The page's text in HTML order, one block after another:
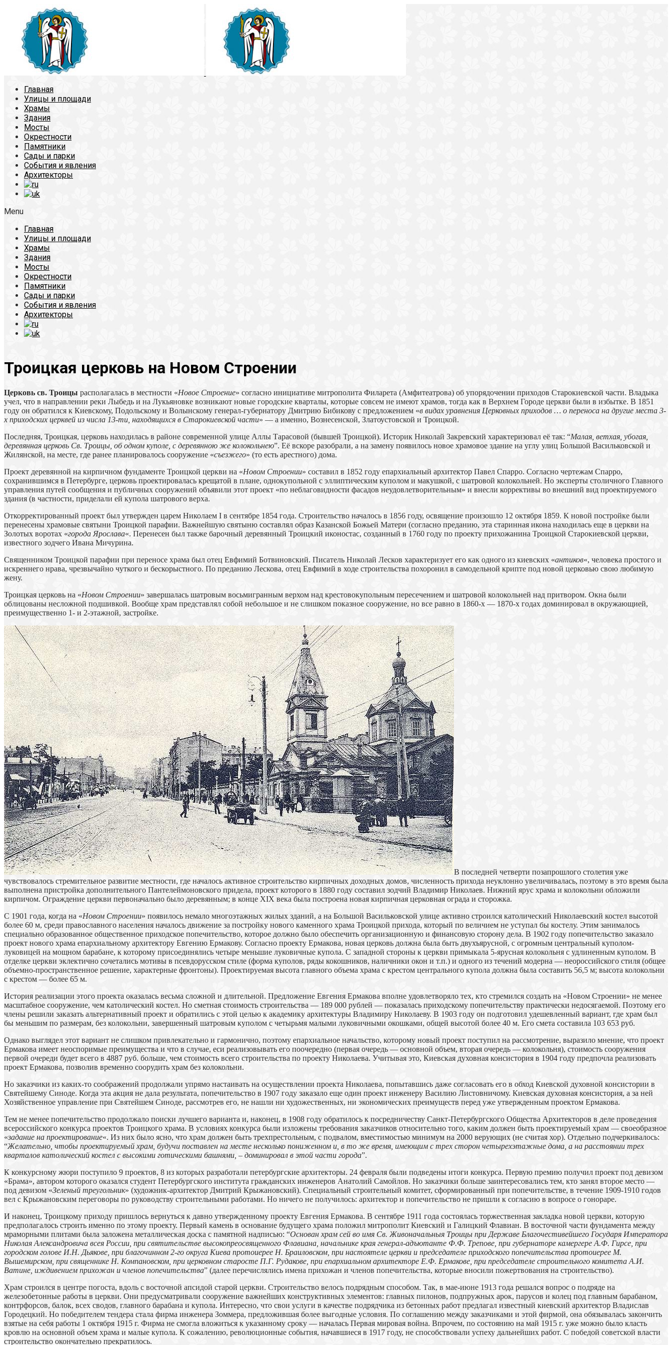
Главная
Улицы и площади
Храмы
Здания
Мосты
Окрестности
Памятники
Сады и парки
События и явления
Архитекторы
Menu
Главная
Улицы и площади
Храмы
Здания
Мосты
Окрестности
Памятники
Сады и парки
События и явления
Архитекторы
Троицкая церковь на Новом Строении
Церковь св. Троицы располагалась в местности «Новое Строение» согласно инициативе митрополита Филарета (Амфитеатрова) об упорядочении приходов Старокиевской части. Владыка
учел, что в направлении реки Лыбедь и на Лукьяновке возникают новые городские кварталы, которые совсем не имеют храмов, тогда как в Верхнем Городе церкви были в избытке. В 1851
году он обратился к Киевскому, Подольскому и Волынскому генерал-губернатору Дмитрию Бибикову с предложением «в видах уравнения Церковных приходов … о переноса на другие места 3-
х приходских церквей из числа 13-ти, находящихся в Старокиевской части» — а именно, Вознесенской, Златоустовской и Троицкой.
Последняя, Троицкая, церковь находилась в районе современной улице Аллы Тарасовой (бывшей Троицкой). Историк Николай Закревский характеризовал её так: “Малая, ветхая, убогая,
деревянная церковь Св. Троицы, об одном куполе, с деревянною же колокольнею”. Её вскоре разобрали, а на замену появилось новое храмовое здание на углу улиц Большой Васильковской и
Жилянской, на месте, где ранее планировалось сооружение «съезжего» (то есть арестного) дома.
Проект деревянной на кирпичном фундаменте Троицкой церкви на «Новом Строении» составил в 1852 году епархиальный архитектор Павел Спарро. Согласно чертежам Спарро,
сохранившимся в Петербурге, церковь проектировалась крещатой в плане, однокупольной с эллиптическим куполом и макушкой, с шатровой колокольней. Но эксперты столичного Главного
управления путей сообщения и публичных сооружений объявили этот проект «по неблаговидности фасадов неудовлетворительным» и внесли коррективы во внешний вид проектируемого
здания (в частности, приделали ей купола шатрового верха.
Откорректированный проект был утвержден царем Николаем I в сентябре 1854 года. Строительство началось в 1856 году, освящение произошло 12 октября 1859. К новой постройке были
перенесены храмовые святыни Троицкой парафии. Важнейшую святыню составлял образ Казанской Божьей Матери (согласно преданию, эта старинная икона находилась еще в церкви на
Золотых воротах «города Ярослава«. Перенесен был также барочный деревянный Троицкий иконостас, созданный в 1760 году по проекту прихожанина Троицкой Старокиевской церкви,
известного зодчего Ивана Мичурина.
Священником Троицкой парафии при переносе храма был отец Евфимий Ботвиновский. Писатель Николай Лесков характеризует его как одного из киевских «антиков«, человека простого и
искреннего нрава, чрезвычайно чуткого и бескорыстного. По преданию Лескова, отец Евфимий в ходе строительства похоронил в самодельной крипте под новой церковью свою любимую
жену.
Троицкая церковь на «Новом Строении» завершалась шатровым восьмигранным верхом над крестовокупольным пересечением и шатровой колокольней над притвором. Окна были
облицованы несложной подшивкой. Вообще храм представлял собой небольшое и не слишком показное сооружение, но все равно в 1860-х — 1870-х годах доминировал в окружающией,
преимущественно 1- и 2-этажной, застройке.
В последней четверти позапрошлого столетия уже
чувствовалось стремительное развитие местности, где началось активное строительство кирпичных доходных домов, численность прихода неуклонно увеличивалась, поэтому в это время была
выполнена пристройка дополнительного Пантелеймоновского придела, проект которого в 1880 году составил зодчий Владимир Николаев. Нижний ярус храма и колокольни обложили
кирпичом. Ограждение церкви первоначально было деревянным; в конце XIX века была построена новая кирпичная церковная ограда и сторожка.
С 1901 года, когда на «Новом Строении» появилось немало многоэтажных жилых зданий, а на Большой Васильковской улице активно строился католический Николаевский костел высотой
более 60 м, среди православного населения началось движение за постройку нового каменного храма Троицкой прихода, который по величием не уступал бы костелу. Этим занималось
специально образованное общественное приходское попечительство, которое должно было обеспечить организационную и финансовую сторону дела. В 1902 году попечительство заказало
проект нового храма епархиальному архитектору Евгению Ермакову. Согласно проекту Ермакова, новая церковь должна была быть двухъярусной, с огромным центральный куполом-
луковицей на мощном барабане, к которому присоединялись четыре меньшие луковичные купола. С западной стороны к церкви примыкала 5-ярусная колокольня с удлиненным куполом. В
отделке церкви эклектично сочетались мотивы в псевдорусском стиле (форма куполов, ряды кокошников, наличники окон и т.п.) и одного из течений модерна — неороссийского стиля (общее
объемно-пространственное решение, характерные фронтоны). Проектируемая высота главного объема храма с крестом центрального купола должна была составить 56,5 м; высота колокольни
с крестом — более 65 м.
История реализации этого проекта оказалась весьма сложной и длительной. Предложение Евгения Ермакова вполне удовлетворяло тех, кто стремился создать на «Новом Строении» не менее
масштабное сооружение, чем католический костел. Но сметная стоимость строительства — 189 000 рублей — показалась приходскому попечительству практически недосягаемой. Поэтому его
члены решили заказать альтернативный проект и обратились с этой целью к академику архитектуры Владимиру Николаеву. В 1903 году он подготовил удешевленный вариант, где храм был
бы меньшим по размерам, без колокольни, завершенный шатровым куполом с четырьмя малыми луковичными окошками, общей высотой более 40 м. Его смета составила 103 653 руб.
Однако выглядел этот вариант не слишком привлекательно и гармонично, поэтому епархиальное начальство, которому новый проект поступил на рассмотрение, выразило мнение, что проект
Ермакова имеет неоспоримые преимущества и что в случае, еси реализовывать его поочередно (первая очередь — основной объем, вторая очередь — колокольня), стоимость сооружения
первой очереди будет всего в 4887 руб. больше, чем стоимость всего строительства по проекту Николаева. Учитывая это, Киевская духовная консистория в 1904 году предпочла реализовать
проект Ермакова, позволив временно соорудить храм без колокольни.
Но заказчики из каких-то соображений продолжали упрямо настаивать на осуществлении проекта Николаева, попытавшись даже согласовать его в обход Киевской духовной консистории в
Святейшему Синоде. Когда эта акция не дала результата, попечительство в 1907 году заказало еще один проект инженеру Василию Листовничому. Киевская духовная консистория, а за ней
Хозяйственное управление при Святейшем Синоде, рассмотрев его, не нашли ни художественных, ни экономических преимуществ перед уже утвержденным проектом Ермакова.
Тем не менее попечительство продолжало поиски лучшего варианта и, наконец, в 1908 году обратилось к посредничеству Санкт-Петербургского Общества Архитекторов в деле проведения
всероссийского конкурса проектов Троицкого храма. В условиях конкурса были изложены требования заказчиков относительно того, каким должен быть проектируемый храм — своеобразное
«задание на проектирование«. Из них было ясно, что храм должен быть трехпрестольным, с подвалом, вместимостью минимум на 2000 верующих (не считая хор). Отдельно подчеркивалось:
“Желательно, чтобы проектируемый храм, будучи поставлен на месте несколько пониженном и, в то же время, имеющим с трех сторон четырехэтажные дома, а на расстоянии трех
кварталов католический костел с высокими готическими башнями, – доминировал в этой части города”.
К конкурсному жюри поступило 9 проектов, 8 из которых разработали петербургские архитекторы. 24 февраля были подведены итоги конкурса. Первую премию получил проект под девизом
«Брама», автором которого оказался студент Петербургского института гражданских инженеров Анатолий Самойлов. Но заказчики больше заинтересовались тем, кто занял второе место —
под девизом «Зеленый треугольник» (художник-архитектор Дмитрий Крыжановский). Специальный строительный комитет, сформированный при попечительстве, в течение 1909-1910 годов
вел с Крыжановским переговоры по руководству строительными работами. Но ничего не получилось: архитектор и попечительство не пришли к согласию в вопросе о гонораре.
И наконец, Троицкому приходу пришлось вернуться к давно утвержденному проекту Евгения Ермакова. В сентябре 1911 года состоялась торжественная закладка новой церкви, которую
предполагалось строить именно по этому проекту. Первый камень в основание будущего храма положил митрополит Киевский и Галицкий Флавиан. В восточной части фундамента между
мраморными плитами была заложена металлическая доска с памятной надписью: “Основан храм сей во имя Св. Живоначальныя Троицы при Державе Благочестивейшего Государя Императора
Николая Александровича всея России, при святительстве высокопреосвященного Флавиана, начальнике края генерал-адъютанте Ф.Ф. Трепове, при губернаторе камергере А.Ф. Гирсе, при
городском голове И.Н. Дьякове, при благочинном 2-го округа Киева протоиерее Н. Браиловском, при настоятеле церкви и председателе приходского попечительства протоиерее М.
Вышемирском, при священнике Н. Компановском, при церковном старосте П.Г. Рудакове, при епархиальном архитекторе Е.Ф. Ермакове, при председателе строительного комитета А.И.
Ватине, иждивением прихожан и членов попечительства” (далее перечислялись имена прихожан и членов попечительства, которые вносили пожертвования на строительство).
Храм строился в центре погоста, вдоль с восточной апсидой старой церкви. Строительство велось подрядным способом. Так, в мае-июне 1913 года решался вопрос о подряде на
железобетонные работы в церкви. Они предусматривали сооружение важнейших конструктивных элементов: главных пилонов, подпружных арок, парусов и колец под главным барабаном,
контрфорсов, балок, всех сводов, главного барабана и купола. Интересно, что свои услуги в качестве подрядчика из бетонных работ предлагал известный киевский архитектор Владислав
Городецкий. Но победителем тендера стала фирма инженера Зоммера, предложившая более выгодные условия. По соглашению между заказчиками и этой фирмой, она обязывалась закончить
взятые на себя работы 1 октября 1915 г. Фирма не смогла вложиться к указанному сроку — началась Первая мировая война. Впрочем, по состоянию на май 1915 г. уже можно было класть
кровлю на основной объем храма и малые купола. К сожалению, революционные события, начавшиеся в 1917 году, не способствовали успеху дальнейших работ. С победой советской власти
строительство окончательно прекратилось.